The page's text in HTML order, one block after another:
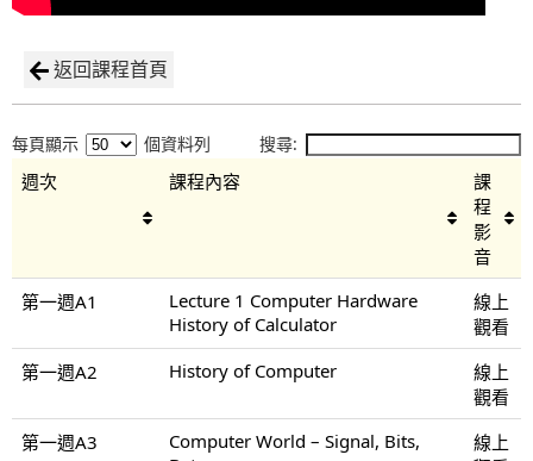
返回課程首頁
每頁顯示 個資料列 搜尋:
週次 課程內容
課
程
影
音
第一週A1
Lecture 1 Computer Hardware
History of Calculator
線上
觀看
第一週A2
History of Computer
線上
觀看
第一週A3
Computer World – Signal, Bits,
線上